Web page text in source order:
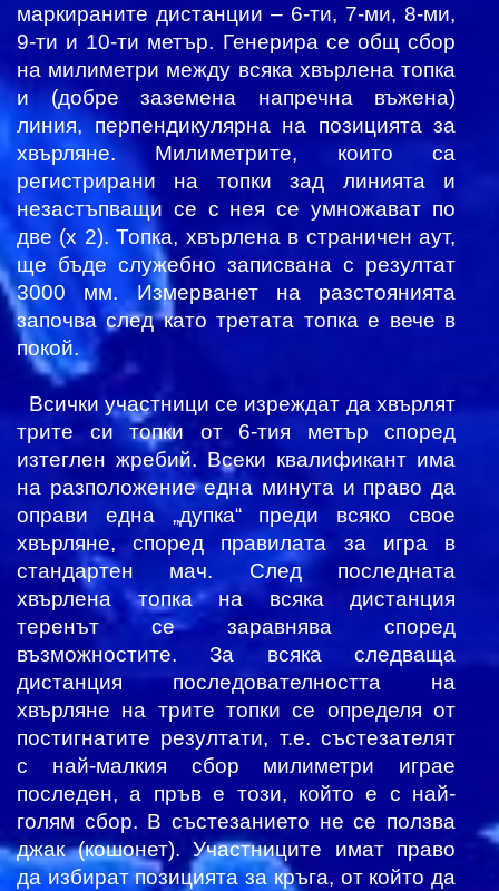
маркираните дистанции – 6-ти, 7-ми, 8-ми,
9-ти и 10-ти метър. Генерира се общ сбор
на милиметри между всяка хвърлена топка
и (добре заземена напречна въжена)
линия, перпендикулярна на позицията за
хвърляне. Милиметрите, които са
регистрирани на топки зад линията и
незастъпващи се с нея се умножават по
две (х 2). Топка, хвърлена в страничен аут,
ще бъде служебно записвана с резултат
3000 мм. Измерванет на разстоянията
започва след като третата топка е вече в
покой.
Всички участници се изреждат да хвърлят
трите си топки от 6-тия метър според
изтеглен жребий. Всеки квалификант има
на разположение една минута и право да
оправи една „дупка“ преди всяко свое
хвърляне, според правилата за игра в
стандартен мач. След последната
хвърлена топка на всяка дистанция
теренът се заравнява според
възможностите. За всяка следваща
дистанция последователността на
хвърляне на трите топки се определя от
постигнатите резултати, т.е. състезателят
с най-малкия сбор милиметри играе
последен, а пръв е този, който е с най-
голям сбор. В състезанието не се ползва
джак (кошонет). Участниците имат право
да избират позицията за кръга, от който да